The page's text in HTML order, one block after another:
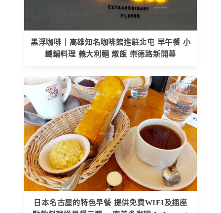
黑浮咖啡｜高雄知名咖啡館進駐北屯 早午餐 小
鐵鍋料理 義大利麵 燉飯 崇德路新開幕
日本名古屋的特色早餐 提供免費WIFI及插座